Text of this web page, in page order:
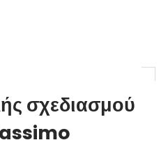
σχεδιασμού